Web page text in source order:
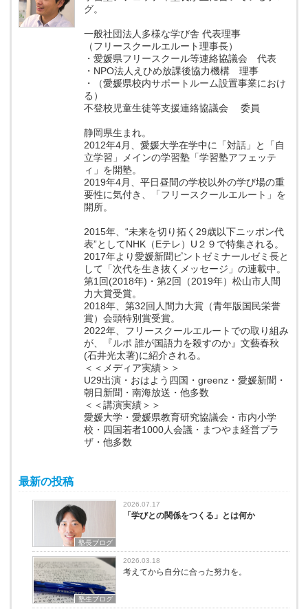
グ。
一般社団法人多様な学び舎 代表理事
（フリースクールエルート理事長）
・愛媛県フリースクール等連絡協議会 代表
・NPO法人えひめ放課後協力機構 理事
・（愛媛県校内サポートルーム設置事業におけ
る）
不登校児童生徒等支援連絡協議会 委員
静岡県生まれ。
2012年4月、愛媛大学在学中に「対話」と「自
立学習」メインの学習塾「学習塾アフェッテ
ィ」を開塾。
2019年4月、平日昼間の学校以外の学び場の重
要性に気付き、「フリースクールエルート」を
開所。
2015年、“未来を切り拓く29歳以下ニッポン代
表”としてNHK（Eテレ）U２９で特集される。
2017年より愛媛新聞ピントゼミナールゼミ長と
して「次代を生き抜くメッセージ」の連載中。
第1回(2018年)・第2回（2019年）松山市人間
力大賞受賞。
2018年、第32回人間力大賞（青年版国民栄誉
賞）会頭特別賞受賞。
2022年、フリースクールエルートでの取り組み
が、『ルポ 誰が国語力を殺すのか』文藝春秋
(石井光太著)に紹介される。
＜＜メディア実績＞＞
U29出演・おはよう四国・greenz・愛媛新聞・
朝日新聞・南海放送・他多数
＜＜講演実績＞＞
愛媛大学・愛媛県教育研究協議会・市内小学
校・四国若者1000人会議・まつやま経営プラ
ザ・他多数
最新の投稿
塾長ブログ
2026.07.17
「学びとの関係をつくる」とは何か
塾生ブログ
2026.03.18
考えてから自分に合った努力を。